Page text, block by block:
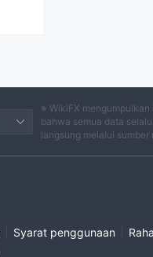
※ WikiFX
bahwa semua data
langsung melalui
Syarat penggunaan